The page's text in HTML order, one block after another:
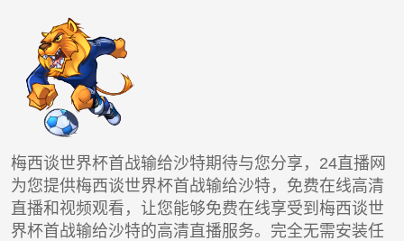
梅西谈世界杯首战输给沙特期待与您分享，24直播网
为您提供梅西谈世界杯首战输给沙特，免费在线高清
直播和视频观看，让您能够免费在线享受到梅西谈世
界杯首战输给沙特的高清直播服务。完全无需安装任